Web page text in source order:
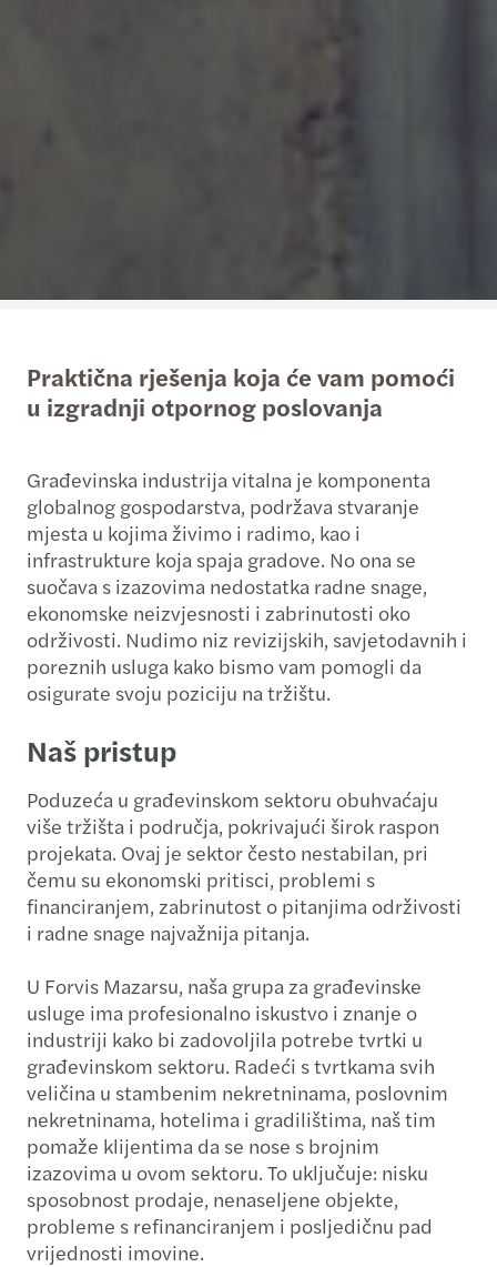
Praktična rješenja koja će vam pomoći
u izgradnji otpornog poslovanja
Građevinska industrija vitalna je komponenta
globalnog gospodarstva, podržava stvaranje
mjesta u kojima živimo i radimo, kao i
infrastrukture koja spaja gradove. No ona se
suočava s izazovima nedostatka radne snage,
ekonomske neizvjesnosti i zabrinutosti oko
održivosti. Nudimo niz revizijskih, savjetodavnih i
poreznih usluga kako bismo vam pomogli da
osigurate svoju poziciju na tržištu.
Naš pristup
Poduzeća u građevinskom sektoru obuhvaćaju
više tržišta i područja, pokrivajući širok raspon
projekata. Ovaj je sektor često nestabilan, pri
čemu su ekonomski pritisci, problemi s
financiranjem, zabrinutost o pitanjima održivosti
i radne snage najvažnija pitanja.
U Forvis Mazarsu, naša grupa za građevinske
usluge ima profesionalno iskustvo i znanje o
industriji kako bi zadovoljila potrebe tvrtki u
građevinskom sektoru. Radeći s tvrtkama svih
veličina u stambenim nekretninama, poslovnim
nekretninama, hotelima i gradilištima, naš tim
pomaže klijentima da se nose s brojnim
izazovima u ovom sektoru. To uključuje: nisku
sposobnost prodaje, nenaseljene objekte,
probleme s refinanciranjem i posljedičnu pad
vrijednosti imovine.